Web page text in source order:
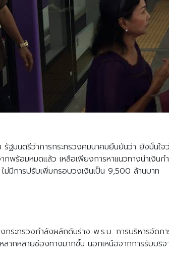
รัฐมนตรีว่าการกระทรวงคมนาคมยืนยันว่า ยังมั่น
กพร้อมหมดแล้ว เหลือเพียงการหาแนวทางนำเงิน
ม่มีการปรับเพิ่มกรอบวงเงินเป็น 9,500 ล้านบาท
กระทรวงกำลังผลักดันร่าง พ.ร.บ. การบริหารจัดก
ลากหลายช่องทางมากขึ้น นอกเหนือจากการรับบริ